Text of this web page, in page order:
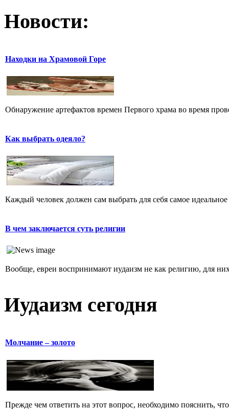
Новости:
Находки на Храмовой Горе
Обнаружение артефактов времен Первого храма во время
Как выбрать одеяло?
Каждый человек должен сам выбрать для себя самое
В чем заключается суть религии
Вообще, евреи воспринимают иудаизм не как религию, для
Иудаизм сегодня
Молчание – золото
Прежде чем ответить на этот вопрос, необходимо пояснить,